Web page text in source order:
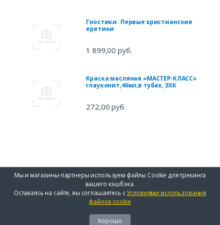
Гностики. Первые христианские
еретики
1 899,00 руб.
Краска масляная «МАСТЕР-КЛАСС»
глауконит,46мл,в тубах, ЗХК
272,00 руб.
Мы и магазины-партнеры используем файлы Cookie для трекинга
вашего кэшбэка.
Оставаясь на сайте, вы соглашаетесь сУсловиями использования
файлов cookie
Хорошо